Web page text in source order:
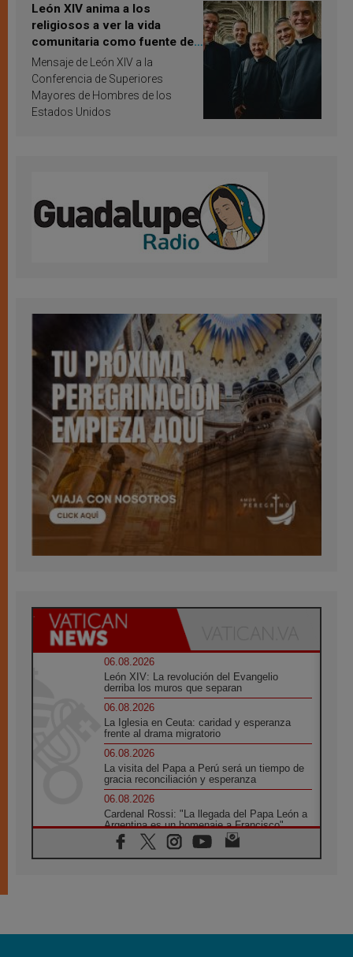
León XIV anima a los
religiosos a ver la vida
comunitaria como fuente de
inspiración y santificación
Mensaje de León XIV a la
Conferencia de Superiores
Mayores de Hombres de los
Estados Unidos
06.08.2026
León XIV: La revolución del Evangelio
derriba los muros que separan
06.08.2026
La Iglesia en Ceuta: caridad y esperanza
frente al drama migratorio
06.08.2026
La visita del Papa a Perú será un tiempo de
gracia reconciliación y esperanza
06.08.2026
Cardenal Rossi: "La llegada del Papa León a
Argentina es un homenaje a Francisco"
06.08.2026
En Asís, León XIV invita a los jóvenes a
05.08.2026